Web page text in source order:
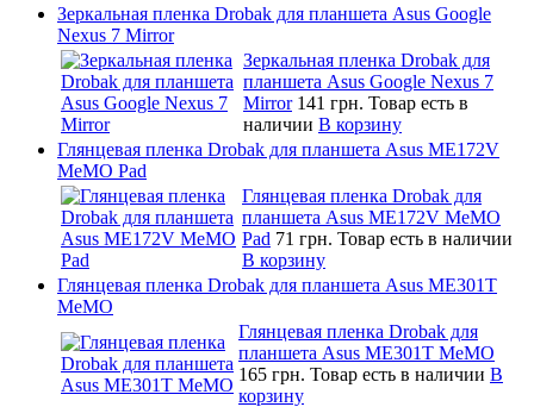
Зеркальная пленка Drobak для планшета Asus Google
Nexus 7 Mirror
Зеркальная пленка Drobak для
планшета Asus Google Nexus 7
Mirror 141 грн. Товар есть в
наличии В корзину
Глянцевая пленка Drobak для планшета Asus ME172V
MeMO Pad
Глянцевая пленка Drobak для
планшета Asus ME172V MeMO
Pad 71 грн. Товар есть в наличии
В корзину
Глянцевая пленка Drobak для планшета Asus ME301T
MeMO
Глянцевая пленка Drobak для
планшета Asus ME301T MeMO
165 грн. Товар есть в наличии В
корзину